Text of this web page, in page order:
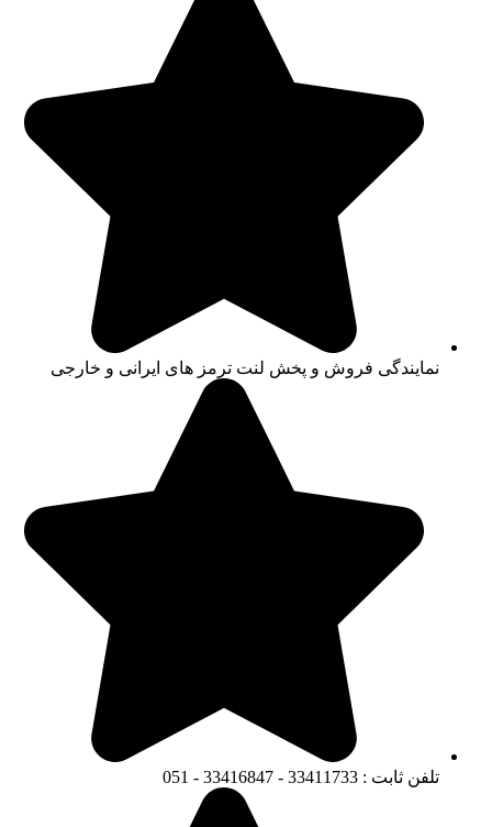
نمایندگی فروش و پخش لنت ترمز های ایرانی و خارجی
تلفن ثابت : 33411733 - 33416847 - 051